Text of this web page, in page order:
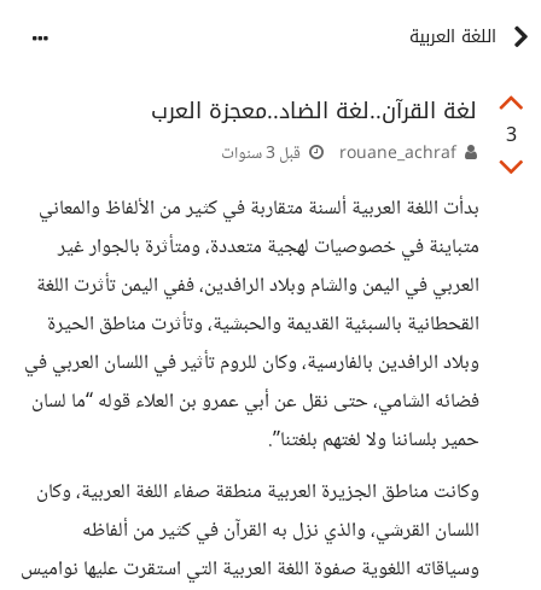
اللغة العربية
3
لغة القرآن..لغة الضاد..معجزة العرب
قبل 3 سنوات
بدأت اللغة العربية ألسنة متقاربة في كثير من الألفاظ والمعاني
متباينة في خصوصيات لهجية متعددة، ومتأثرة بالجوار غير
العربي في اليمن والشام وبلاد الرافدين، ففي اليمن تأثرت اللغة
القحطانية بالسبئية القديمة والحبشية، وتأثرت مناطق الحيرة
وبلاد الرافدين بالفارسية، وكان للروم تأثير في اللسان العربي في
فضائه الشامي، حتى نقل عن أبي عمرو بن العلاء قوله “ما لسان
حمير بلساننا ولا لغتهم بلغتنا”.
وكانت مناطق الجزيرة العربية منطقة صفاء اللغة العربية، وكان
اللسان القرشي، والذي نزل به القرآن في كثير من ألفاظه
وسياقاته اللغوية صفوة اللغة العربية التي استقرت عليها نواميس